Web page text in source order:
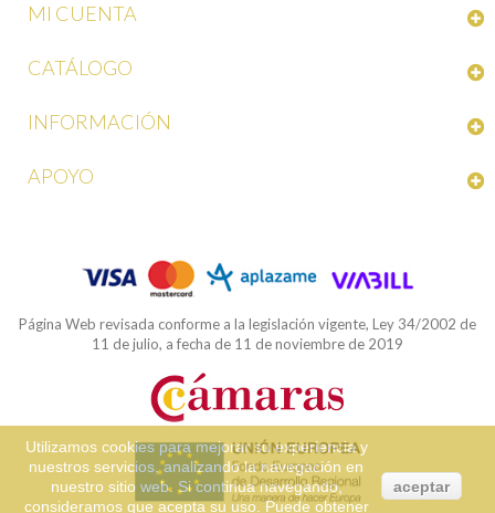
MI CUENTA
CATÁLOGO
INFORMACIÓN
APOYO
Utilizamos cookies para mejorar su experiencia y
nuestros servicios, analizando la navegación en
nuestro sitio web. Si continua navegando,
consideramos que acepta su uso. Puede obtener
aceptar
Página Web revisada conforme a la legislación vigente, Ley 34/2002 de
11 de julio, a fecha de 11 de noviembre de 2019